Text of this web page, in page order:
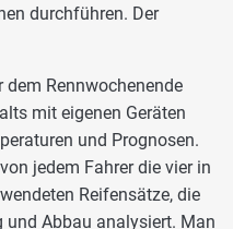
durchführen. Der
Rennwochenende
mit eigenen Geräten
und Prognosen.
jedem Fahrer die vier in
Reifensätze, die
Abbau analysiert. Man